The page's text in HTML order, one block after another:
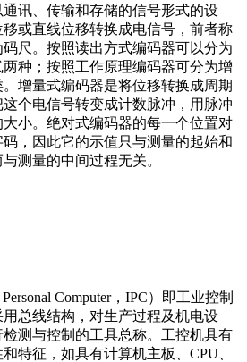
讯、传输和存储的信号形式的设
或直线位移转换成电信号，前者称
尺。按照读出方式编码器可以分为
种；按照工作原理编码器可分为增
增量式编码器是将位移转换成周期
个电信号转变成计数脉冲，用脉冲
小。绝对式编码器的每一个位置对
，因此它的示值只与测量的起始和
测量的中间过程无关。
Computer，IPC）即工业控制
总线结构，对生产过程及机电设
测与控制的工具总称。工控机具有
特征，如具有计算机主板、CPU、